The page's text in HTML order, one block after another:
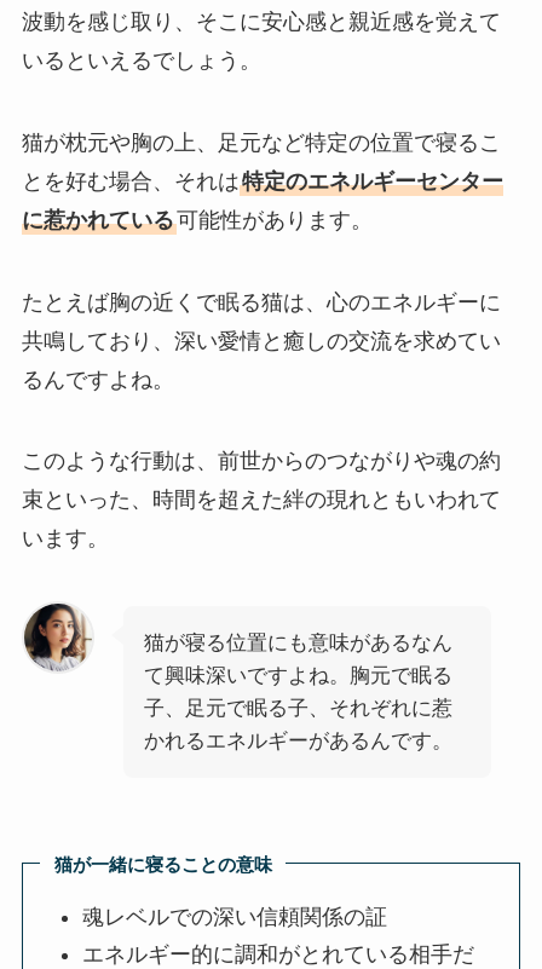
波動を感じ取り、そこに安心感と親近感を覚えて
いるといえるでしょう。
猫が枕元や胸の上、足元など特定の位置で寝るこ
とを好む場合、それは特定のエネルギーセンター
に惹かれている可能性があります。
たとえば胸の近くで眠る猫は、心のエネルギーに
共鳴しており、深い愛情と癒しの交流を求めてい
るんですよね。
このような行動は、前世からのつながりや魂の約
束といった、時間を超えた絆の現れともいわれて
います。
猫が寝る位置にも意味があるなん
て興味深いですよね。胸元で眠る
子、足元で眠る子、それぞれに惹
かれるエネルギーがあるんです。
猫が一緒に寝ることの意味
魂レベルでの深い信頼関係の証
エネルギー的に調和がとれている相手だ